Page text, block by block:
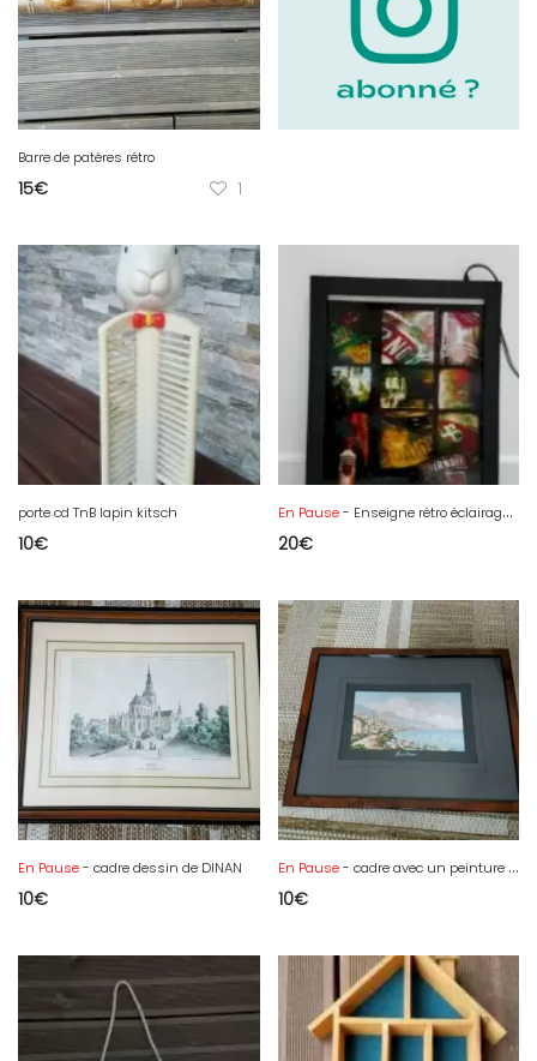
Barre de patères rétro
15€ 1
porte cd TnB lapin kitsch
10€
En Pause- Enseigne rétro éclairage publicitaire
20€
En Pause- cadre dessin de DINAN
10€
En Pause- cadre avec un peinture de POSITANO signé
10€